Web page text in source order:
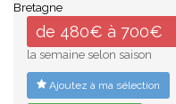
Bretagne
de 480€ à 700€
la semaine selon saison
Ajoutez à ma sélection